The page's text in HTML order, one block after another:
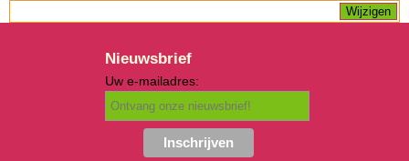
Nieuwsbrief
Uw e-mailadres: